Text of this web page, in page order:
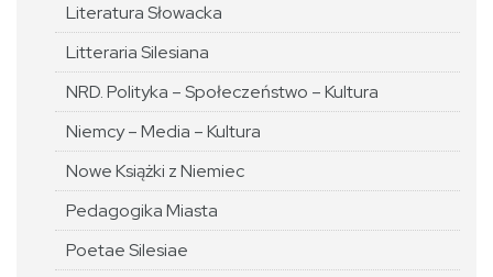
Literatura Słowacka
Litteraria Silesiana
NRD. Polityka – Społeczeństwo – Kultura
Niemcy – Media – Kultura
Nowe Książki z Niemiec
Pedagogika Miasta
Poetae Silesiae